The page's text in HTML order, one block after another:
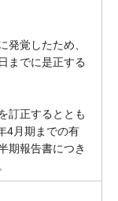
覚したため、
までに是正する
訂正するととも
4月期までの有
期報告書につき